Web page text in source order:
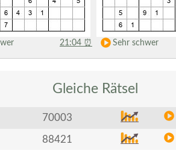
21:04 ⏰ Sehr schwer
Gleiche Rätsel
70003
88421